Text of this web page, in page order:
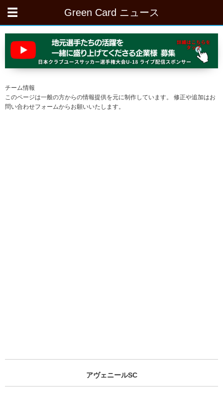
Green Card ニュース
チーム情報
このページは一般の方からの情報提供を元に制作しています。 修正や追加はお
問い合わせフォームからお願いいたします。
アヴェニールSC